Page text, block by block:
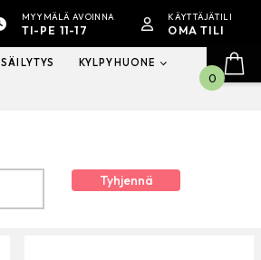
MYYMÄLÄ AVOINNA
TI-PE 11-17
KÄYTTÄJÄTILI
OMA TILI
SÄILYTYS KYLPYHUONE
Tyhjennä
0